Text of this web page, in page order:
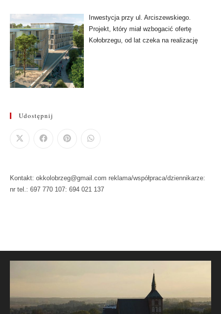
Inwestycja przy ul. Arciszewskiego.
Projekt, który miał wzbogacić ofertę
Kołobrzegu, od lat czeka na realizację
Udostępnij
Kontakt: okkolobrzeg@gmail.com reklama/współpraca/dziennikarze:
nr tel.: 697 770 107: 694 021 137